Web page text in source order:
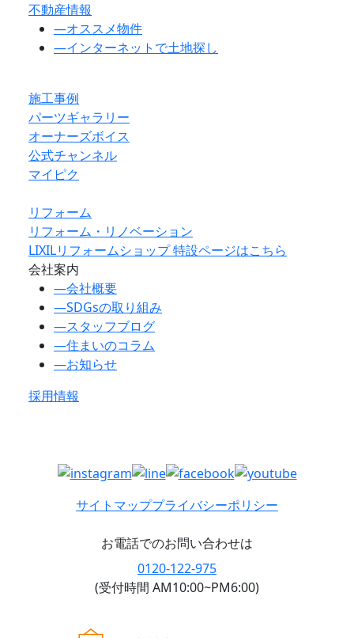
不動産情報
―オススメ物件
―インターネットで土地探し
施工事例
パーツギャラリー
オーナーズボイス
公式チャンネル
マイピク
リフォーム
リフォーム・リノベーション
LIXILリフォームショップ 特設ページはこちら
会社案内
―会社概要
―SDGsの取り組み
―スタッフブログ
―住まいのコラム
―お知らせ
採用情報
サイトマッププライバシーポリシー
お電話でのお問い合わせは
0120-122-975
(受付時間 AM10:00~PM6:00)